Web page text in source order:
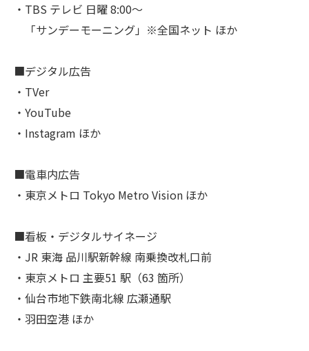
・TBS テレビ 日曜 8:00～
「サンデーモーニング」※全国ネット ほか
■デジタル広告
・TVer
・YouTube
・Instagram ほか
■電車内広告
・東京メトロ Tokyo Metro Vision ほか
■看板・デジタルサイネージ
・JR 東海 品川駅新幹線 南乗換改札口前
・東京メトロ 主要51 駅（63 箇所）
・仙台市地下鉄南北線 広瀬通駅
・羽田空港 ほか